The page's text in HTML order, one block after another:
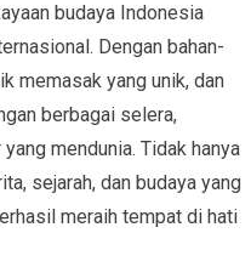
budaya Indonesia
Dengan bahan-
memasak yang unik, dan
berbagai selera,
mendunia. Tidak hanya
sejarah, dan budaya yang
meraih tempat di hati